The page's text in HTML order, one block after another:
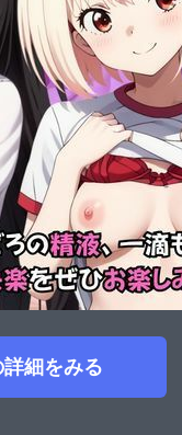
細をみる